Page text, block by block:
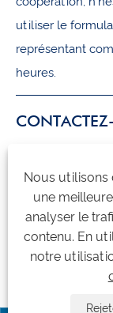
utiliser le
représentant
heures.
No.777, ville de
Copyright © 2024
Nous utilisons
une
analyser le
contenu. En
notre